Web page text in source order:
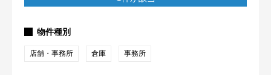
物件種別
店舗・事務所 倉庫 事務所